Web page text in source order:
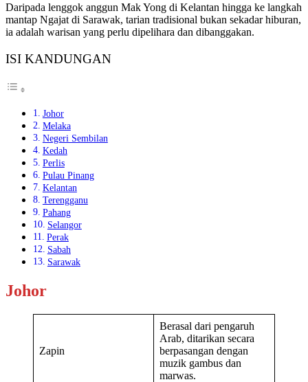
Daripada lenggok anggun Mak Yong di Kelantan hingga ke langkah
mantap Ngajat di Sarawak, tarian tradisional bukan sekadar hiburan,
ia adalah warisan yang perlu dipelihara dan dibanggakan.
ISI KANDUNGAN
Johor
Melaka
Negeri Sembilan
Kedah
Perlis
Pulau Pinang
Kelantan
Terengganu
Pahang
Selangor
Perak
Sabah
Sarawak
Johor
Zapin
Berasal dari pengaruh
Arab, ditarikan secara
berpasangan dengan
muzik gambus dan
marwas.